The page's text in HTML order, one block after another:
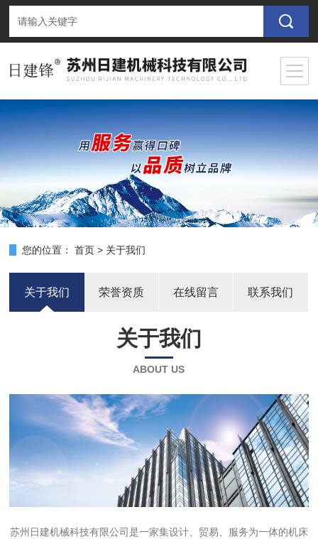
您的位置： 首页 > 关于我们
关于我们 荣誉资质 在线留言 联系我们
关于我们
ABOUT US
苏州日建机械科技有限公司是一家集设计、贸易、服务为一体的机床